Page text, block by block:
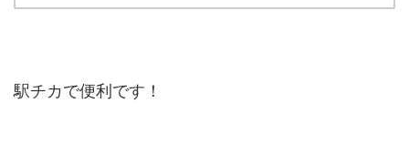
駅チカで便利です！